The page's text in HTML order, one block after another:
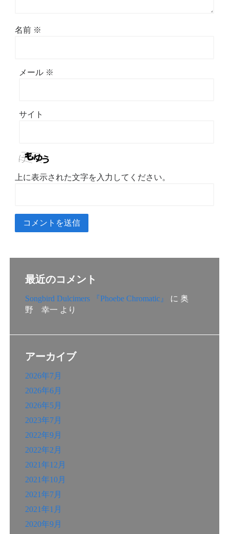
名前 ※
メール ※
サイト
上に表示された文字を入力してください。
最近のコメント
Songbird Dulcimers 『Phoebe Chromatic』 に 奥
野 幸一 より
アーカイブ
2026年7月
2026年6月
2026年5月
2023年7月
2022年9月
2022年2月
2021年12月
2021年10月
2021年7月
2021年1月
2020年9月